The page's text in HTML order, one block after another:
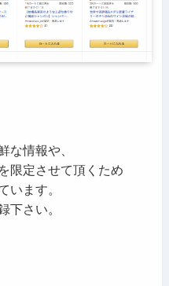
な情報や、
限定させて頂くため
います。
下さい。